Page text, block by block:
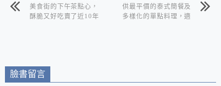
美食街的下午茶點心，
酥脆又好吃賣了近10年
供最平價的泰式簡餐及
多樣化的單點料理，適
臉書留言